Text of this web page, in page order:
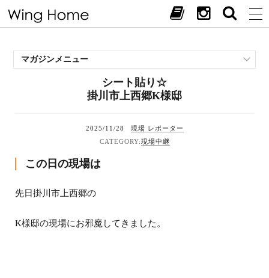
マガジンメニュー
スタッフブログ
オススメの土地
お施主様ブログ
シート貼り☆
掛川市上西郷K様邸
2025/11/28
現場 レポーター
現場中継
この日の現場は
先日掛川市上西郷の
K様邸の現場にお邪魔してきました。